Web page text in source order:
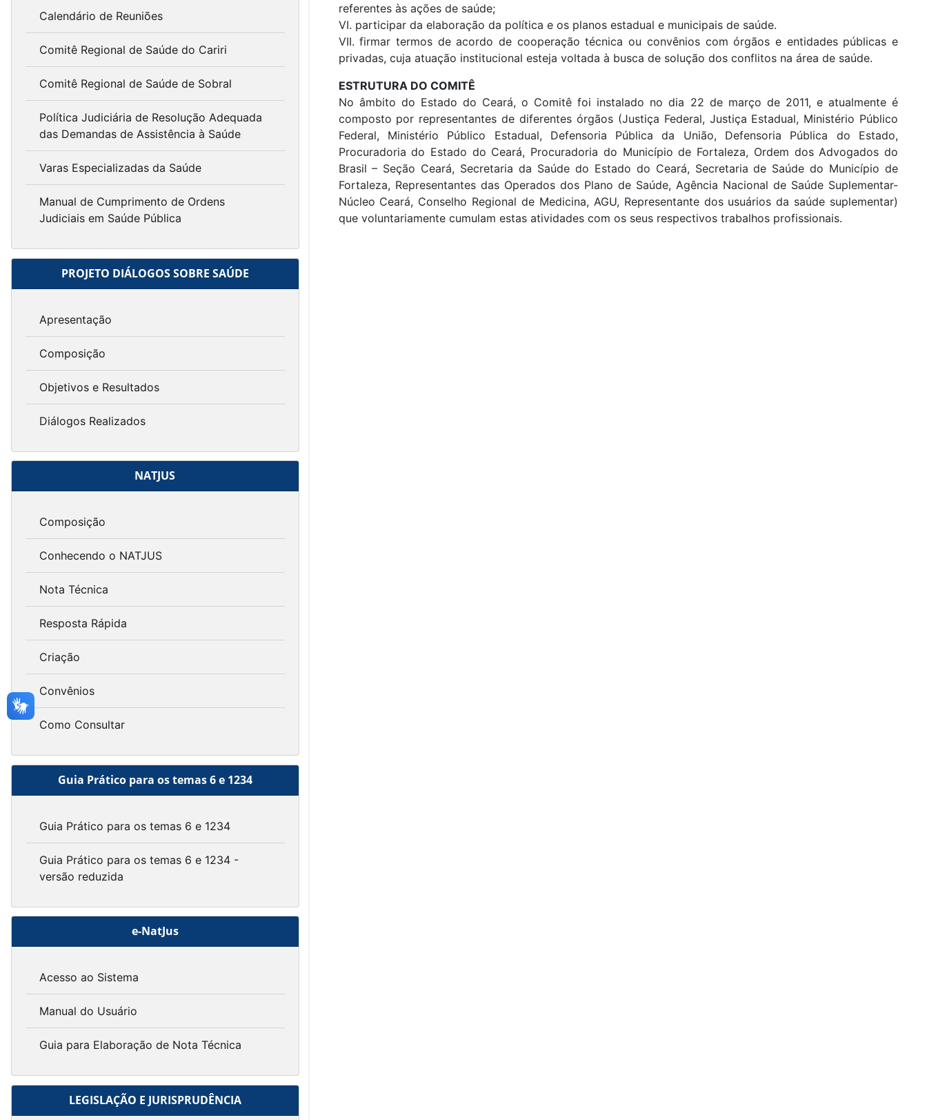
Calendário de Reuniões
Comitê Regional de Saúde do Cariri
Comitê Regional de Saúde de Sobral
Política Judiciária de Resolução Adequada
das Demandas de Assistência à Saúde
Varas Especializadas da Saúde
Manual de Cumprimento de Ordens
Judiciais em Saúde Pública
PROJETO DIÁLOGOS SOBRE SAÚDE
Apresentação
Composição
Objetivos e Resultados
Diálogos Realizados
NATJUS
Composição
Conhecendo o NATJUS
Nota Técnica
Resposta Rápida
Criação
Convênios
Como Consultar
Guia Prático para os temas 6 e 1234
Guia Prático para os temas 6 e 1234
Guia Prático para os temas 6 e 1234 -
versão reduzida
e-NatJus
Acesso ao Sistema
Manual do Usuário
Guia para Elaboração de Nota Técnica
LEGISLAÇÃO E JURISPRUDÊNCIA
referentes às ações de saúde;
VI. participar da elaboração da política e os planos estadual e municipais de saúde.
VII. firmar termos de acordo de cooperação técnica ou convênios com órgãos e entidades públicas e
privadas, cuja atuação institucional esteja voltada à busca de solução dos conflitos na área de saúde.
ESTRUTURA DO COMITÊ
No âmbito do Estado do Ceará, o Comitê foi instalado no dia 22 de março de 2011, e atualmente é
composto por representantes de diferentes órgãos (Justiça Federal, Justiça Estadual, Ministério Público
Federal, Ministério Público Estadual, Defensoria Pública da União, Defensoria Pública do Estado,
Procuradoria do Estado do Ceará, Procuradoria do Município de Fortaleza, Ordem dos Advogados do
Brasil – Seção Ceará, Secretaria da Saúde do Estado do Ceará, Secretaria de Saúde do Município de
Fortaleza, Representantes das Operados dos Plano de Saúde, Agência Nacional de Saúde Suplementar-
Núcleo Ceará, Conselho Regional de Medicina, AGU, Representante dos usuários da saúde suplementar)
que voluntariamente cumulam estas atividades com os seus respectivos trabalhos profissionais.